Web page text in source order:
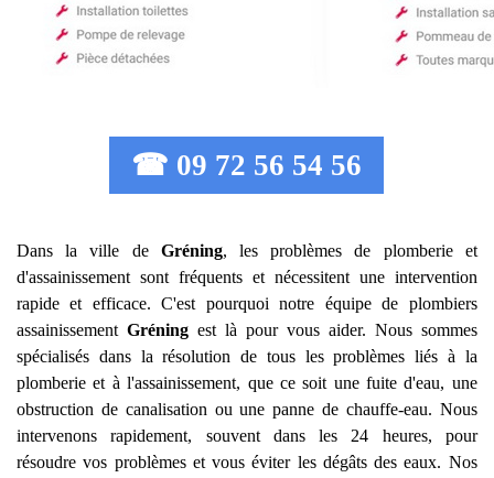
☎ 09 72 56 54 56
Dans la ville de Gréning, les problèmes de plomberie et
d'assainissement sont fréquents et nécessitent une intervention
rapide et efficace. C'est pourquoi notre équipe de plombiers
assainissement Gréningest là pour vous aider. Nous sommes
spécialisés dans la résolution de tous les problèmes liés à la
plomberie et à l'assainissement, que ce soit une fuite d'eau, une
obstruction de canalisation ou une panne de chauffe-eau. Nous
intervenons rapidement, souvent dans les 24 heures, pour
résoudre vos problèmes et vous éviter les dégâts des eaux. Nos